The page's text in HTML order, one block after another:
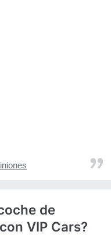
de
VIP Cars?